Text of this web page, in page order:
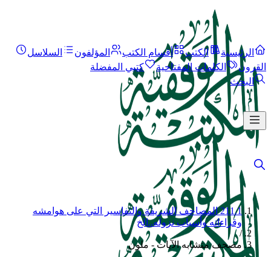
الرئيسية الكتب أقسام الكتب المؤلفون
السلاسل
القرون
الكلمات المفتاحية
كتبي المفضلة
البحث
211.1 المصاحف الشريفة والتفاسير التي على هوامشه
وقراءاته وأسباب نزوله..الخ
/
مصحف متشابه الآيات - ملون